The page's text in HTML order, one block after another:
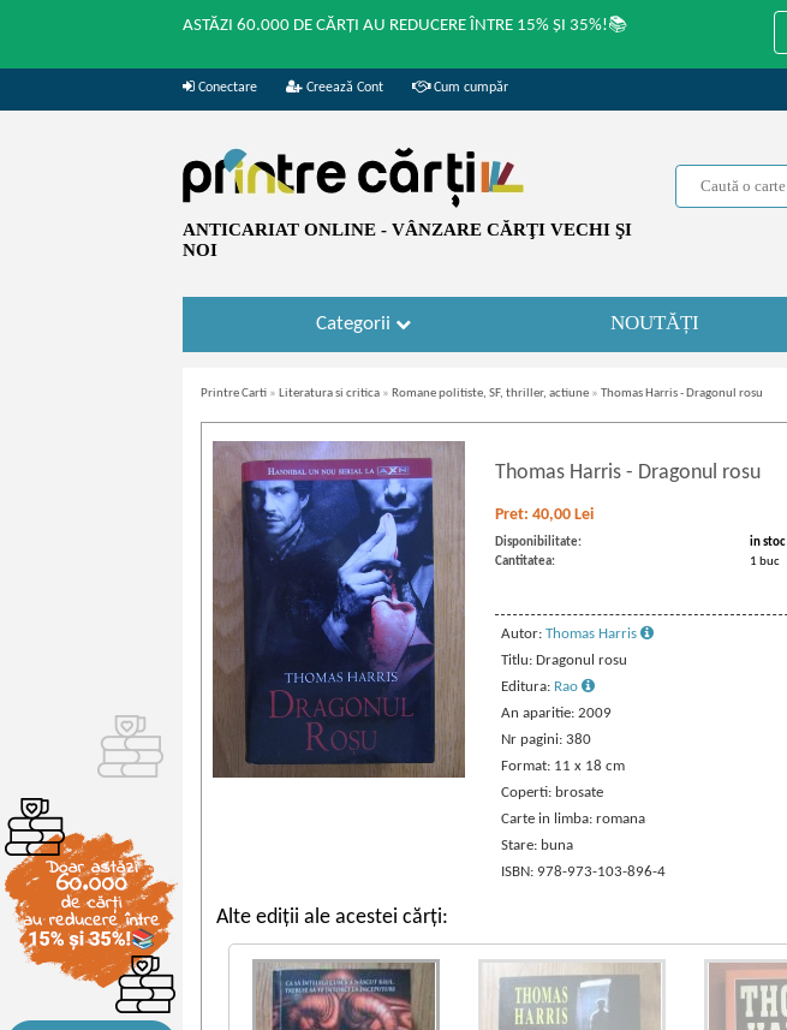
ASTĂZI 60.000 DE CĂRȚI AU REDUCERE ÎNTRE 15% ȘI 35%!📚
Conectare Creează Cont Cum cumpăr
ANTICARIAT ONLINE - VÂNZARE CĂRŢI VECHI ŞI
NOI
Categorii NOUTĂȚI
Printre Carti » Literatura si critica » Romane politiste, SF, thriller, actiune » Thomas Harris - Dragonul rosu
Thomas Harris - Dragonul rosu
Pret: 40,00 Lei
Disponibilitate:
in stoc
Cantitatea:
1 buc
Autor: Thomas Harris
Titlu: Dragonul rosu
Editura: Rao
An aparitie: 2009
Nr pagini: 380
Format: 11 x 18 cm
Coperti: brosate
Carte in limba: romana
Stare: buna
ISBN: 978-973-103-896-4
Alte ediții ale acestei cărți: